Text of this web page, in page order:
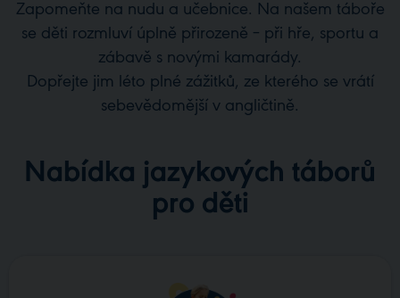
Zapomeňte na nudu a učebnice. Na našem táboře
se děti rozmluví úplně přirozeně – při hře, sportu a
zábavě s novými kamarády.
Dopřejte jim léto plné zážitků, ze kterého se vrátí
sebevědomější v angličtině.
Nabídka jazykových táborů
pro děti